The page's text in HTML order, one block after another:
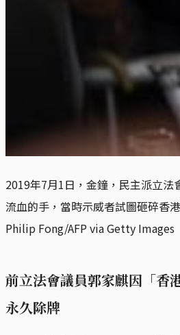
2019年7月1日，金鐘，民主派立法
流血的手，當時示威者試圖砸碎香
Philip Fong/AFP via Getty Images
前立法會議員郭家麒因「香
永久除牌